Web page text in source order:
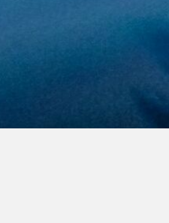
Hildesheim